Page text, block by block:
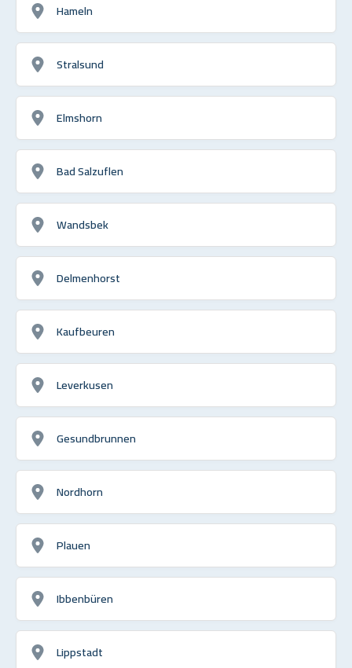
Hameln
Stralsund
Elmshorn
Bad Salzuflen
Wandsbek
Delmenhorst
Kaufbeuren
Leverkusen
Gesundbrunnen
Nordhorn
Plauen
Ibbenbüren
Lippstadt